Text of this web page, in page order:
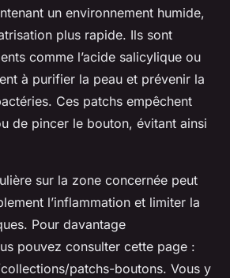
un environnement humide,
plus rapide. Ils sont
comme l’acide salicylique ou
à purifier la peau et prévenir la
Ces patchs empêchent
de pincer le bouton, évitant ainsi
sur la zone concernée peut
l’inflammation et limiter la
Pour davantage
pouvez consulter cette page :
patchs-boutons. Vous y